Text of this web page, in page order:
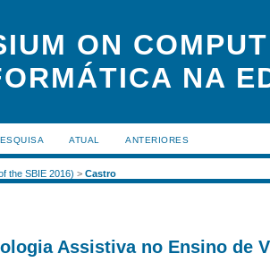
ON
NA
ATUAL ANTERIORES
the SBIE 2016) >Castro
Assistiva no Ensino de